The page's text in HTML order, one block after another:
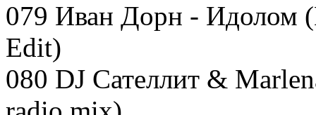
079 Иван Дорн - Идолом
Edit)
080 DJ Сателлит &